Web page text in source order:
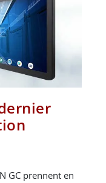
GC prennent en